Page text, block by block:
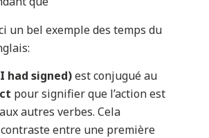
un bel exemple des temps du
had signed)est conjugué au
pour signifier que l’action est
autres verbes. Cela
entre une première